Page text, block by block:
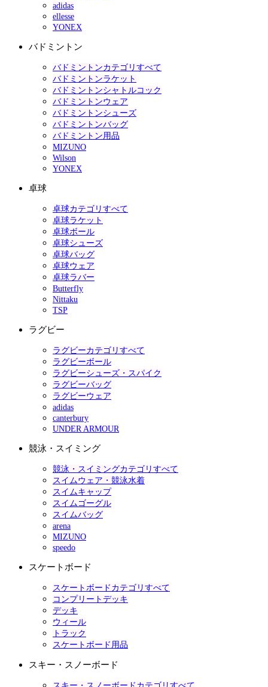
adidas
ellesse
YONEX
バドミントン
バドミントンカテゴリすべて
バドミントンラケット
バドミントンシャトルコック
バドミントンウェア
バドミントンシューズ
バドミントンバッグ
バドミントン用品
MIZUNO
Wilson
YONEX
卓球
卓球カテゴリすべて
卓球ラケット
卓球ボール
卓球シューズ
卓球バッグ
卓球ウェア
卓球ラバー
Butterfly
Nittaku
TSP
ラグビー
ラグビーカテゴリすべて
ラグビーボール
ラグビーシューズ・スパイク
ラグビーバッグ
ラグビーウェア
adidas
canterbury
UNDER ARMOUR
競泳・スイミング
競泳・スイミングカテゴリすべて
スイムウェア・競泳水着
スイムキャップ
スイムゴーグル
スイムバッグ
arena
MIZUNO
speedo
スケートボード
スケートボードカテゴリすべて
コンプリートデッキ
デッキ
ウィール
トラック
スケートボード用品
スキー・スノーボード